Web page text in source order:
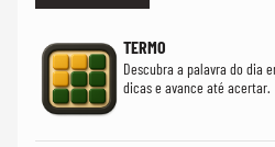
TERMO
Descubra a palavra do dia
dicas e avance até acertar.